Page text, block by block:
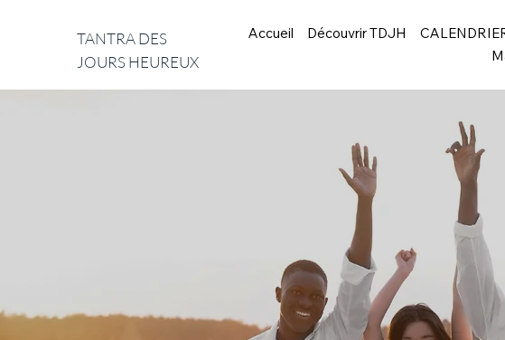
TANTRA DES
JOURS HEUREUX
Accueil Découvrir TDJH